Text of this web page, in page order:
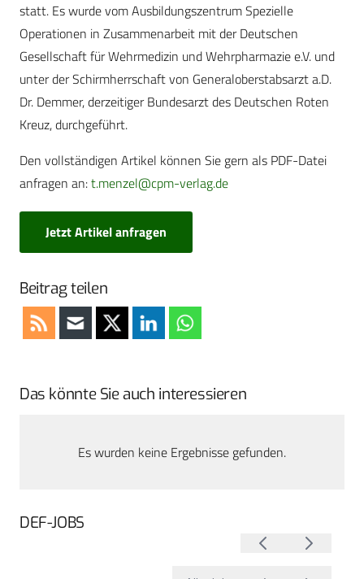
statt. Es wurde vom Ausbildungszentrum Spezielle
Operationen in Zusammenarbeit mit der Deutschen
Gesellschaft für Wehrmedizin und Wehrpharmazie e.V. und
unter der Schirmherrschaft von Generaloberstabsarzt a.D.
Dr. Demmer, derzeitiger Bundesarzt des Deutschen Roten
Kreuz, durchgeführt.
Den vollständigen Artikel können Sie gern als PDF-Datei
anfragen an:t.menzel@cpm-verlag.de
Jetzt Artikel anfragen
Beitrag teilen
Das könnte Sie auch interessieren
Es wurden keine Ergebnisse gefunden.
DEF-JOBS